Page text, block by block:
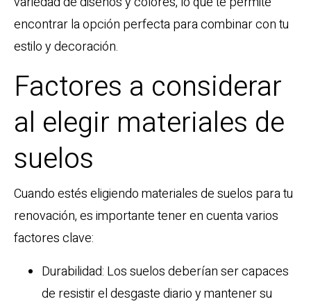
encontrar la opción perfecta para combinar con tu
estilo y decoración.
Factores a considerar
al elegir materiales de
suelos
Cuando estés eligiendo materiales de suelos para tu
renovación, es importante tener en cuenta varios
factores clave:
Durabilidad: Los suelos deberían ser capaces
de resistir el desgaste diario y mantener su